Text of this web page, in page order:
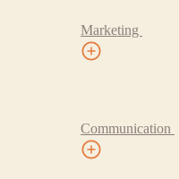
Marketing
Communication